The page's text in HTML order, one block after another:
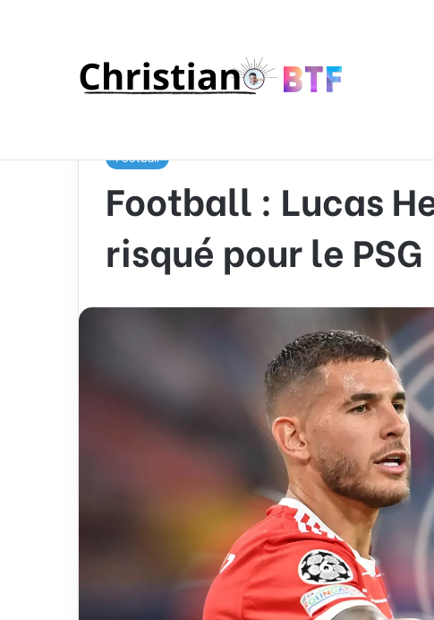
Football
Football : Lucas
risqué pour le PSG